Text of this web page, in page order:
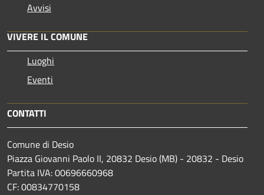
Avvisi
VIVERE IL COMUNE
Luoghi
Eventi
CONTATTI
Comune di Desio
Piazza Giovanni Paolo II, 20832 Desio (MB) - 20832 - Desio
Partita IVA: 00696660968
CF: 00834770158